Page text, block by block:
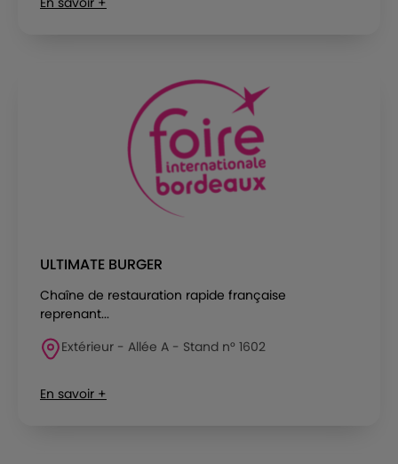
ULTIMATE BURGER
Chaîne de restauration rapide française
reprenant...
Extérieur - Allée A - Stand n° 1602
En savoir +